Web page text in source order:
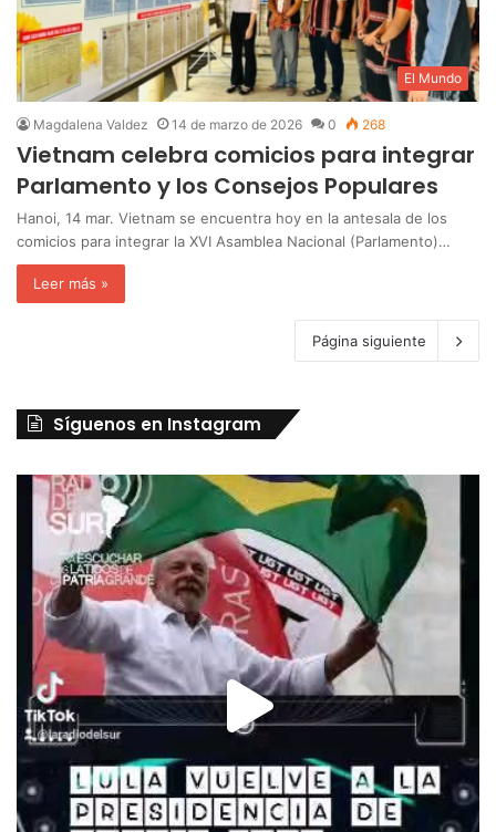
El Mundo
Magdalena Valdez 14 de marzo de 2026 0 268
Vietnam celebra comicios para integrar
Parlamento y los Consejos Populares
Hanoi, 14 mar. Vietnam se encuentra hoy en la antesala de los
comicios para integrar la XVI Asamblea Nacional (Parlamento)…
Leer más »
Página siguiente
Síguenos en Instagram